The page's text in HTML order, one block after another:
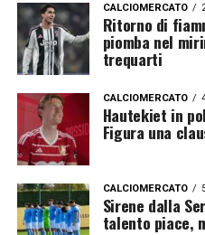
CALCIOMERCATO
Ritorno di
piomba nel
trequarti
CALCIOMERCATO
Hautekiet in
Figura una
CALCIOMERCATO
Sirene dalla
talento piace,